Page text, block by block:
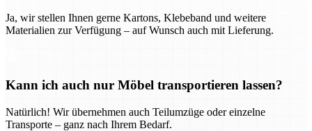
Ja, wir stellen Ihnen gerne Kartons, Klebeband und weitere
Materialien zur Verfügung – auf Wunsch auch mit Lieferung.
Kann ich auch nur Möbel transportieren lassen?
Natürlich! Wir übernehmen auch Teilumzüge oder einzelne
Transporte – ganz nach Ihrem Bedarf.